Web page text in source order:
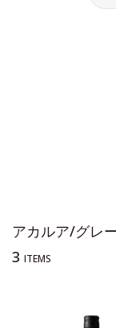
アカルア/グレ
3 ITEMS